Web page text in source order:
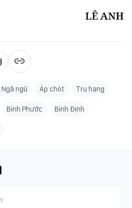
LÊ ANH
Ngã ngũ Áp chót Trụ hạng
Bình Phước Bình Định